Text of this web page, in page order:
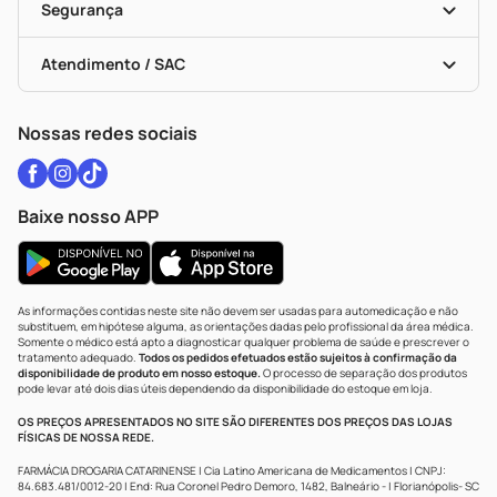
Black Friday
Formas De Pagamento
Troca E Devolução
Bulas De A A Z
Políticas De Marketplace
Serviços Farmacêuticos
Testes Rápidos
Autoteste Covid-19
Vacinas
Segurança
Certificado De Segurança
Portal Da Privacidade
Atendimento / SAC
WhatsApp (47) 9202-1687
Nossas redes sociais
Baixe nosso APP
As informações contidas neste site não devem ser usadas para automedicação e não
substituem, em hipótese alguma, as orientações dadas pelo profissional da área médica.
Somente o médico está apto a diagnosticar qualquer problema de saúde e prescrever o
tratamento adequado. Todos os pedidos efetuados estão sujeitos à confirmação da
disponibilidade de produto em nosso estoque.O processo de separação dos produtos
pode levar até dois dias úteis dependendo da disponibilidade do estoque em loja.
OS PREÇOS APRESENTADOS NO SITE SÃO DIFERENTES DOS PREÇOS DAS LOJAS
FÍSICAS DE NOSSA REDE.
FARMÁCIA DROGARIA CATARINENSE | Cia Latino Americana de Medicamentos | CNPJ:
84.683.481/0012-20 | End: Rua Coronel Pedro Demoro, 1482, Balneário - | Florianópolis- SC